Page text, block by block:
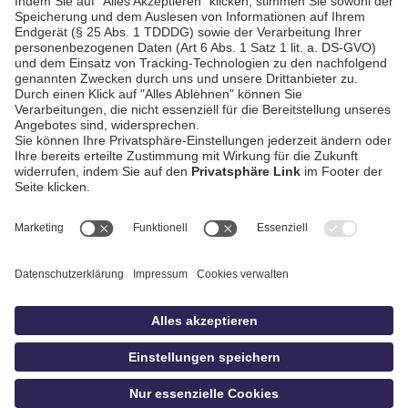
AGB / Gewinnspiele
Datenschutz
Impressum
idowa
Privatsphäre